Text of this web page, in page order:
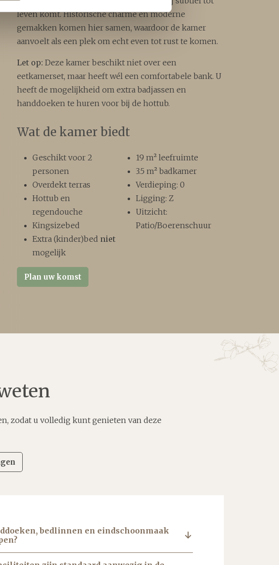
leven komt. Historische charme en moderne
gemakken komen hier samen, waardoor de kamer
aanvoelt als een plek om echt even tot rust te komen.
Let op:Deze kamer beschikt niet over een
eetkamerset, maar heeft wél een comfortabele bank. U
heeft de mogelijkheid om extra badjassen en
handdoeken te huren voor bij de hottub.
Wat de kamer biedt
Geschikt voor 2
personen
Overdekt terras
Hottub en
regendouche
Kingsizebed
Extra (kinder)bed niet
mogelijk
19 m² leefruimte
3.5 m² badkamer
Verdieping: 0
Ligging: Z
Uitzicht:
Patio/Boerenschuur
Plan uw komst
zodat u volledig kunt genieten van deze
bedlinnen en eindschoonmaak